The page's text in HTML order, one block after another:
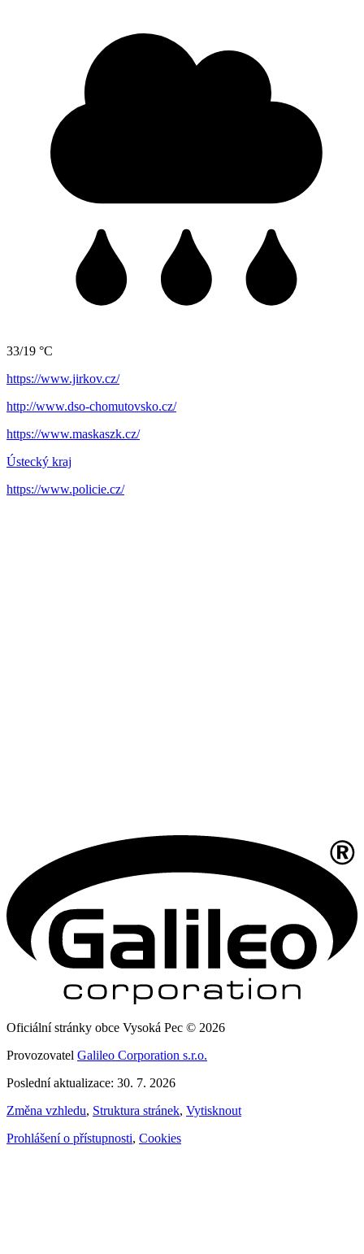
33/19 °C
https://www.jirkov.cz/
http://www.dso-chomutovsko.cz/
https://www.maskaszk.cz/
Ústecký kraj
https://www.policie.cz/
Oficiální stránky obce Vysoká Pec © 2026
Provozovatel Galileo Corporation s.r.o.
Poslední aktualizace: 30. 7. 2026
Změna vzhledu, Struktura stránek, Vytisknout
Prohlášení o přístupnosti, Cookies